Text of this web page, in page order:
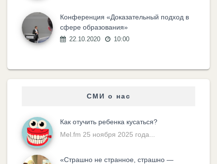
Конференция «Доказательный подход в
сфере образования»
22.10.2020 10:00
СМИ о нас
Как отучить ребенка кусаться?
Mel.fm 25 ноября 2025 года...
«Cтрашно не странное, страшно —